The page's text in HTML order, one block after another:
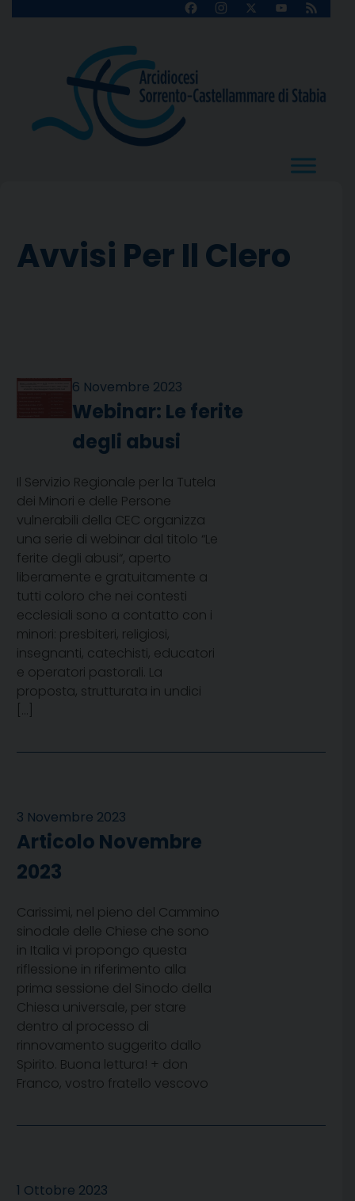
FacebookInstagram
X
YouTube
Feed
Avvisi Per Il Clero
6 Novembre 2023
Webinar: Le ferite
degli abusi
Il Servizio Regionale per la Tutela
dei Minori e delle Persone
vulnerabili della CEC organizza
una serie di webinar dal titolo “Le
ferite degli abusi“, aperto
liberamente e gratuitamente a
tutti coloro che nei contesti
ecclesiali sono a contatto con i
minori: presbiteri, religiosi,
insegnanti, catechisti, educatori
e operatori pastorali. La
proposta, strutturata in undici
[…]
3 Novembre 2023
Articolo Novembre
2023
Carissimi, nel pieno del Cammino
sinodale delle Chiese che sono
in Italia vi propongo questa
riflessione in riferimento alla
prima sessione del Sinodo della
Chiesa universale, per stare
dentro al processo di
rinnovamento suggerito dallo
Spirito. Buona lettura! + don
Franco, vostro fratello vescovo
1 Ottobre 2023